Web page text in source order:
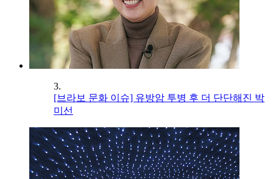
3.
[브라보 문화 이슈] 유방암 투병 후 더 단단해진 박
미선